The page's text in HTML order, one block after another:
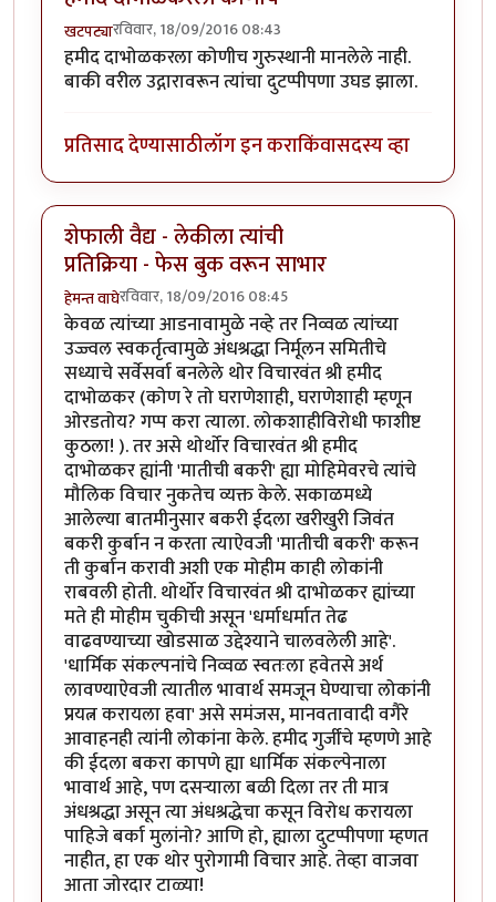
खटपट्यारविवार, 18/09/2016 08:43
हमीद दाभोळकरला कोणीच गुरुस्थानी मानलेले नाही.
बाकी वरील उद्गारावरून त्यांचा दुटप्पीपणा उघड झाला.
प्रतिसाद देण्यासाठीलॉग इन कराकिंवासदस्य व्हा
शेफाली वैद्य - लेकीला त्यांची
प्रतिक्रिया - फेस बुक वरून साभार
हेमन्त वाघेरविवार, 18/09/2016 08:45
केवळ त्यांच्या आडनावामुळे नव्हे तर निव्वळ त्यांच्या
उज्ज्वल स्वकर्तृत्वामुळे अंधश्रद्धा निर्मूलन समितीचे
सध्याचे सर्वेसर्वा बनलेले थोर विचारवंत श्री हमीद
दाभोळकर (कोण रे तो घराणेशाही, घराणेशाही म्हणून
ओरडतोय? गप्प करा त्याला. लोकशाहीविरोधी फाशीष्ट
कुठला! ). तर असे थोर्थोर विचारवंत श्री हमीद
दाभोळकर ह्यांनी 'मातीची बकरी' ह्या मोहिमेवरचे त्यांचे
मौलिक विचार नुकतेच व्यक्त केले. सकाळमध्ये
आलेल्या बातमीनुसार बकरी ईदला खरीखुरी जिवंत
बकरी कुर्बान न करता त्याऐवजी 'मातीची बकरी' करून
ती कुर्बान करावी अशी एक मोहीम काही लोकांनी
राबवली होती. थोर्थोर विचारवंत श्री दाभोळकर ह्यांच्या
मते ही मोहीम चुकीची असून 'धर्माधर्मात तेढ
वाढवण्याच्या खोडसाळ उद्देश्याने चालवलेली आहे'.
'धार्मिक संकल्पनांचे निव्वळ स्वतःला हवेतसे अर्थ
लावण्याऐवजी त्यातील भावार्थ समजून घेण्याचा लोकांनी
प्रयत्न करायला हवा' असे समंजस, मानवतावादी वगैरे
आवाहनही त्यांनी लोकांना केले. हमीद गुर्जींचे म्हणणे आहे
की ईदला बकरा कापणे ह्या धार्मिक संकल्पेनाला
भावार्थ आहे, पण दसऱ्याला बळी दिला तर ती मात्र
अंधश्रद्धा असून त्या अंधश्रद्धेचा कसून विरोध करायला
पाहिजे बर्का मुलांनो? आणि हो, ह्याला दुटप्पीपणा म्हणत
नाहीत, हा एक थोर पुरोगामी विचार आहे. तेव्हा वाजवा
आता जोरदार टाळ्या!